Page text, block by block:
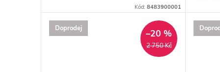
Kód:8483900001
Doprodej
2 750 Kč
–20 %